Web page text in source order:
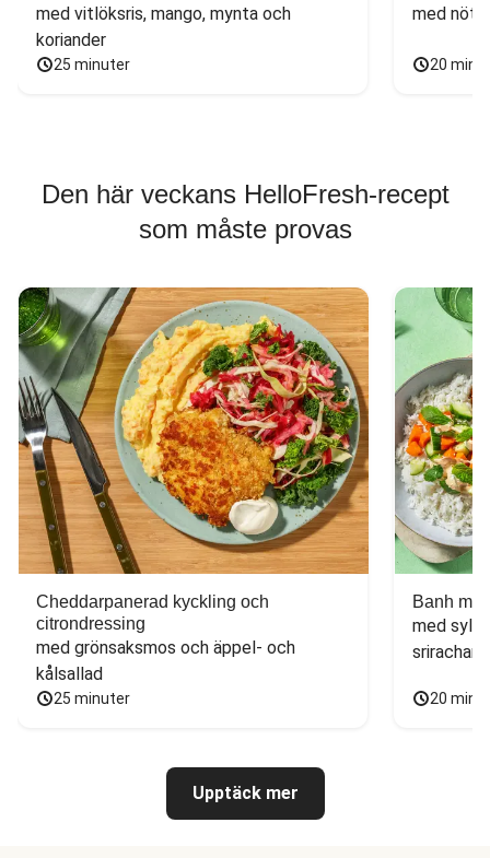
med vitlöksris, mango, mynta och
koriander
25 minuter
med
20
Den här veckans HelloFresh-recept
som måste provas
Cheddarpanerad kyckling och
citrondressing
med grönsaksmos och äppel- och
kålsallad
25 minuter
Banh mi-
med
20
Upptäck mer